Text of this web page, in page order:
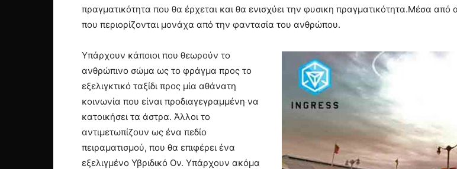
πραγματικότητα που θα έρχεται και θα ενισχύει την φυσικη πραγματικότητα.Μέσα από
που περιορίζονται μονάχα από την φαντασία του ανθρώπου.
Υπάρχουν κάποιοι που θεωρούν το
ανθρώπινο σώμα ως το φράγμα προς το
εξελιγκτικό ταξίδι προς μία αθάνατη
κοινωνία που είναι προδιαγεγραμμένη να
κατοικήσει τα άστρα. Άλλοι το
αντιμετωπίζουν ως ένα πεδίο
πειραματισμού, που θα επιφέρει ένα
εξελιγμένο Υβριδικό Ον. Υπάρχουν ακόμα